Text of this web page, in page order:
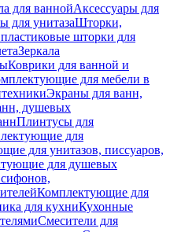
для ваннойАксессуары для
для унитазаШторки,
шторки для
Зеркала
Коврики для ванной и
для мебели в
Экраны для ванн,
душевых
Плинтусы для
для
для унитазов, писсуаров,
для душевых
Комплектующие для
для кухниКухонные
Смесители для